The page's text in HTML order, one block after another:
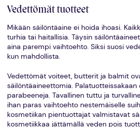
Vedettömät tuotteet
Mikään säilöntäaine ei hoida ihoasi.
turhia tai haitallisia. Täysin
aina parempi vaihtoehto. Siksi suosi
kun mahdollista.
Vedettömät voiteet, butterit ja balmit
säilöntäaineettomia. Palatuotteissakaan
parabeeneja. Tavallinen tuttu ja
ihan paras vaihtoehto nestemäiselle
kosmetiikan pientuottajat valmistavat
kosmetiikkaa jättämällä veden pois